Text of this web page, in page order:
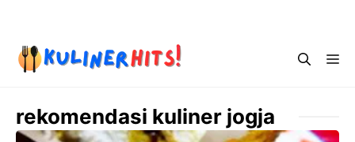
content
rekomendasi kuliner jogja